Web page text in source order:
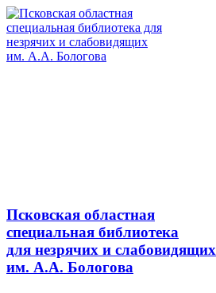
Псковская областная
специальная библиотека
для незрячих и слабовидящих
им. А.А. Бологова